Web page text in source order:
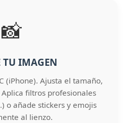
📸
TU IMAGEN
(iPhone). Ajusta el tamaño,
filtros profesionales
o añade stickers y emojis
al lienzo.